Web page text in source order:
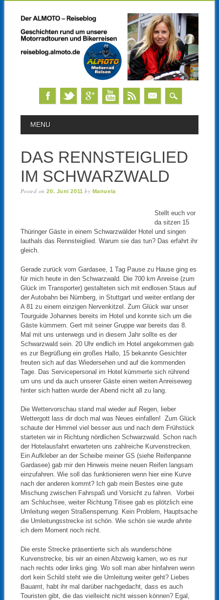
MAIN MENU
MENU
DAS RENNSTEIGLIED
IM SCHWARZWALD
Posted on20. Juni 2011 by Manuela
Stellt euch vor
da sitzen 15
Thüringer Gäste in einem Schwarzwälder Hotel und singen
lauthals das Rennsteiglied. Warum sie das tun? Das erfahrt ihr
gleich.
Gerade zurück vom Gardasee, 1 Tag Pause zu Hause ging es
für mich heute in den Schwarzwald. Die 700 km Anreise (zum
Glück im Transporter) gestalteten sich mit endlosen Staus auf
der Autobahn bei Nürnberg, in Stuttgart und weiter entlang der
A 81 zu einem einzigen Nervenkitzel. Zum Glück war unser
Tourguide Johannes bereits im Hotel und konnte sich um die
Gäste kümmern. Gert mit seiner Gruppe war bereits das 8.
Mal mit uns unterwegs und in diesem Jahr sollte es der
Schwarzwald sein. 20 Uhr endlich im Hotel angekommen gab
es zur Begrüßung ein großes Hallo, 15 bekannte Gesichter
freuten sich auf das Wiedersehen und auf die kommenden
Tage. Das Servicepersonal im Hotel kümmerte sich rührend
um uns und da auch unserer Gäste einen weiten Anreiseweg
hinter sich hatten wurde der Abend nicht all zu lang.
Die Wettervorschau stand mal wieder auf Regen, lieber
Wettergott lass dir doch mal was Neues einfallen! Zum Glück
schaute der Himmel viel besser aus und nach dem Frühstück
starteten wir in Richtung nördlichen Schwarzwald. Schon nach
der Hotelausfahrt erwarteten uns zahlreiche Kurvenstrecken.
Ein Aufkleber an der Scheibe meiner GS (siehe Reifenpanne
Gardasee) gab mir den Hinweis meine neuen Reifen langsam
einzufahren. Wie soll das funktionieren wenn hier eine Kurve
nach der anderen kommt? Ich gab mein Bestes eine gute
Mischung zwischen Fahrspaß und Vorsicht zu fahren. Vorbei
am Schluchsee, weiter Richtung Titisee gab es plötzlich eine
Umleitung wegen Straßensperrung. Kein Problem, Hauptsache
die Umleitungsstrecke ist schön. Wie schön sie wurde ahnte
ich dem Moment noch nicht.
Die erste Strecke präsentierte sich als wunderschöne
Kurvenstrecke, bis wir an einen Abzweig kamen, wo es nur
nach rechts oder links ging. Wo soll man aber hinfahren wenn
dort kein Schild steht wie die Umleitung weiter geht? Liebes
Bauamt, habt ihr mal darüber nachgedacht, dass es auch
Touristen gibt, die das vielleicht nicht wissen können? Egal,